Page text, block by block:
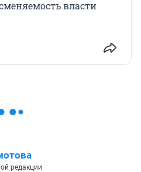
власти
редакции